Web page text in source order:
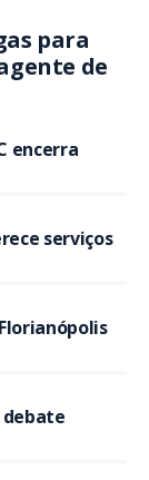
para
de
encerra
serviços
debate